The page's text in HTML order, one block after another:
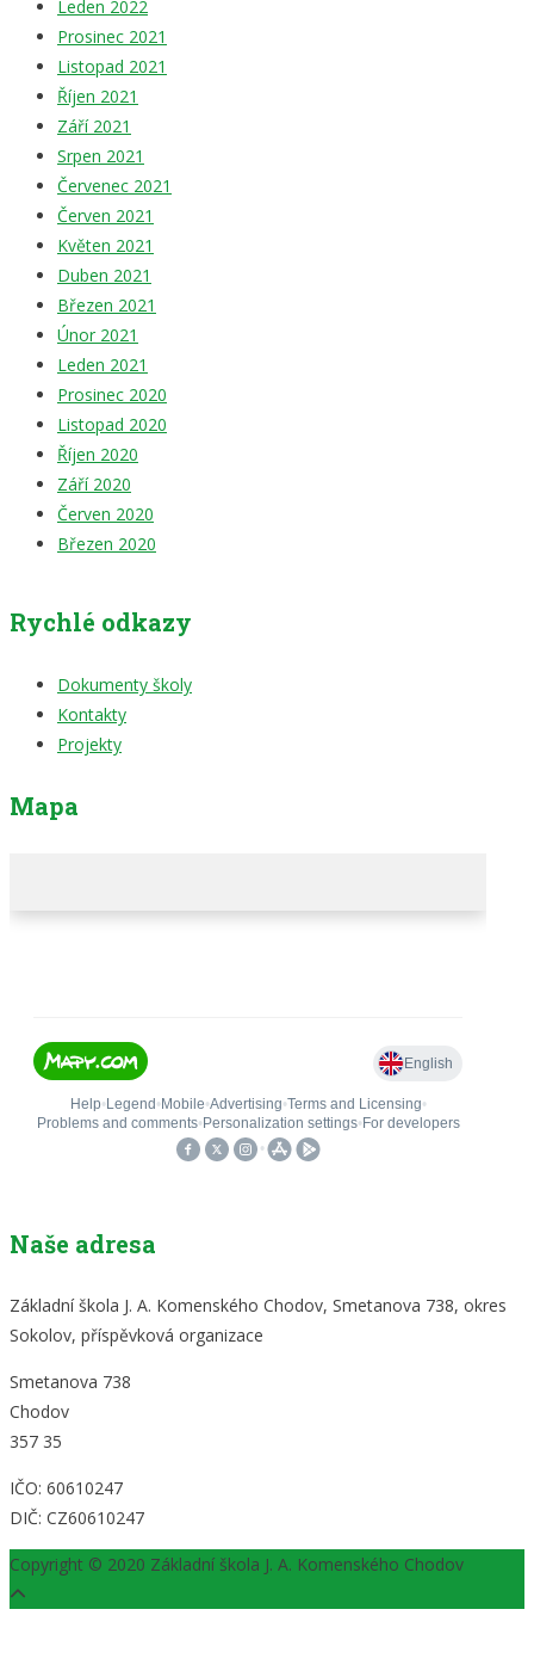
Leden 2022
Prosinec 2021
Listopad 2021
Říjen 2021
Září 2021
Srpen 2021
Červenec 2021
Červen 2021
Květen 2021
Duben 2021
Březen 2021
Únor 2021
Leden 2021
Prosinec 2020
Listopad 2020
Říjen 2020
Září 2020
Červen 2020
Březen 2020
Rychlé odkazy
Dokumenty školy
Kontakty
Projekty
Mapa
Naše adresa
Základní škola J. A. Komenského Chodov, Smetanova 738, okres
Sokolov, příspěvková organizace
Smetanova 738
Chodov
357 35
IČO: 60610247
DIČ: CZ60610247
Copyright © 2020 Základní škola J. A. Komenského Chodov